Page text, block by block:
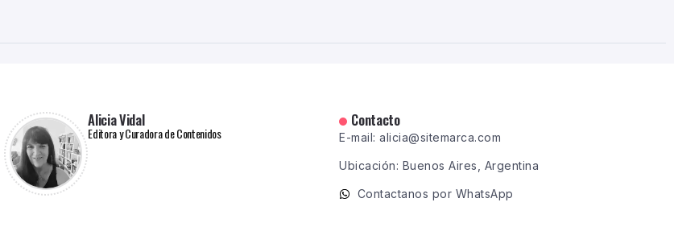
Alicia Vidal
Editora y Curadora de Contenidos
Contacto
E-mail: alicia@sitemarca.com
Ubicación: Buenos Aires, Argentina
Contactanos por WhatsApp